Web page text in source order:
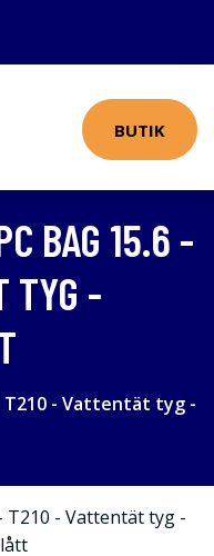
BUTIK
BAG 15.6 -
TYG -
T210 - Vattentät tyg -